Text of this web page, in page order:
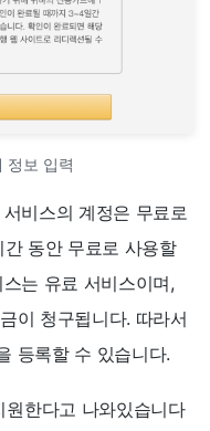
정보 입력
비스의 계정은 무료로
동안 무료로 사용할
는 유료 서비스이며,
이 청구됩니다. 따라서
등록할 수 있습니다.
한다고 나와있습니다